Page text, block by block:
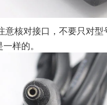
核对接口，不要只对
样的。